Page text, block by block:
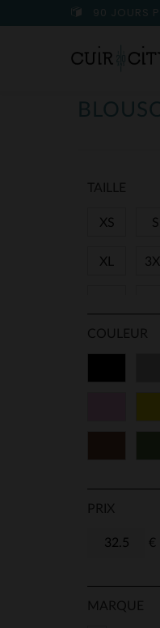
90 JOURS
TAILLE
XS S
XL 3XL
COULEUR
PRIX
€
MARQUE